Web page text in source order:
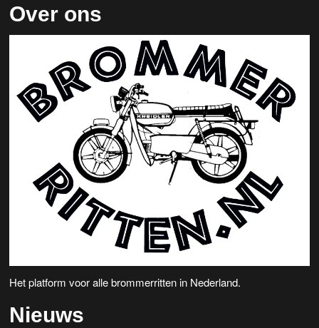
Over ons
Het platform voor alle brommerritten in Nederland.
Nieuws